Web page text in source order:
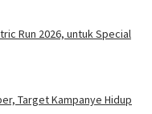
Run 2026, untuk Special
Target Kampanye Hidup